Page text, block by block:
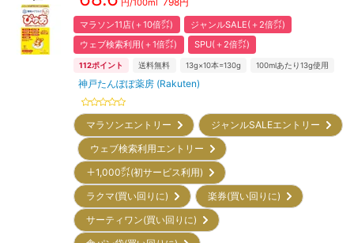
円/100ml
マラソン11店(＋10倍㌽)
ジャンルSALE(＋2倍㌽)
ウェブ検索利用(＋1倍㌽)
SPU(＋2倍㌽)
112ポイント 送料無料 13g×10本=130g 100mlあたり13g使用
神戸たんぽぽ薬房 (Rakuten)
マラソンエントリー
ジャンルSALEエントリー
ウェブ検索利用エントリー
＋1,000㌽(初サービス利用)
ラクマ(買い回りに)
楽券(買い回りに)
サーティワン(買い回りに)